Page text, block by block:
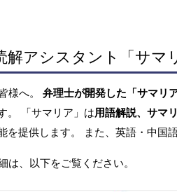
アシスタント「サマ
様へ。 弁理士が開発した「サマリア
。 「サマリア」は用語解説、サマ
提供します。 また、英語・中国
は、以下をご覧ください。